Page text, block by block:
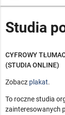
Studia
CYFROWY
(STUDIA ONLINE)
Zobacz plakat.
To roczne studia
zainteresowanych